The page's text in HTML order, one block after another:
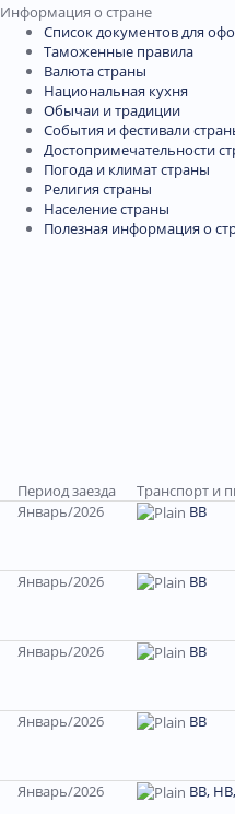
Информация о стране
Список документов для
Таможенные правила
Валюта страны
Национальная кухня
Обычаи и традиции
События и фестивали
Достопримечательности
Погода и климат страны
Религия страны
Население страны
Полезная информация о
Период заезда Транспорт и
Январь/2026 ВВ
Январь/2026 ВВ
Январь/2026 ВВ
Январь/2026 ВВ
Январь/2026 BB,